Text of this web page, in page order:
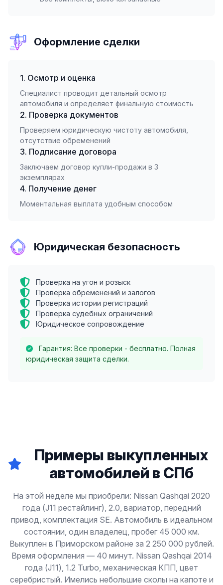
Оформление сделки
1. Осмотр и оценка
Специалист проводит детальный осмотр
автомобиля и определяет финальную стоимость
2. Проверка документов
Проверяем юридическую чистоту автомобиля,
отсутствие обременений
3. Подписание договора
Заключаем договор купли-продажи в 3
экземплярах
4. Получение денег
Моментальная выплата удобным способом
Юридическая безопасность
Проверка на угон и розыск
Проверка обременений и залогов
Проверка истории регистраций
Проверка судебных ограничений
Юридическое сопровождение
Гарантия: Все проверки - бесплатно. Полная
юридическая защита сделки.
Примеры выкупленных
автомобилей в СПб
На этой неделе мы приобрели: Nissan Qashqai 2020
года (J11 рестайлинг), 2.0, вариатор, передний
привод, комплектация SE. Автомобиль в идеальном
состоянии, один владелец, пробег 45 000 км.
Выкуплен в Приморском районе за 2 250 000 рублей.
Время оформления — 40 минут. Nissan Qashqai 2014
года (J11), 1.2 Turbo, механическая КПП, цвет
серебристый. Имелись небольшие сколы на капоте и